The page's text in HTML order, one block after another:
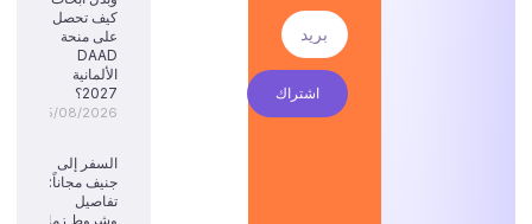
اشتراك
كيف تحصل
على منحة
DAAD
الألمانية
2027؟
05/08/2026
السفر إلى
جنيف مجاناً:
تفاصيل
وشروط زمالة